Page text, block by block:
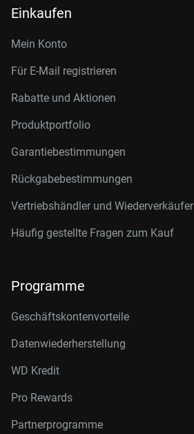
Einkaufen
Mein Konto
Für E-Mail registrieren
Rabatte und Aktionen
Produktportfolio
Garantiebestimmungen
Rückgabebestimmungen
Vertriebshändler und Wiederverkäufer
Häufig gestellte Fragen zum Kauf
Programme
Geschäftskontenvorteile
Datenwiederherstellung
WD Kredit
Pro Rewards
Partnerprogramme